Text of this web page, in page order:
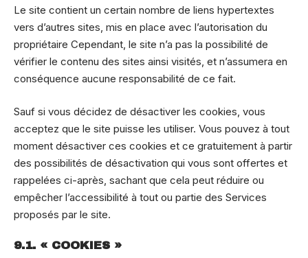
Le site contient un certain nombre de liens hypertextes
vers d’autres sites, mis en place avec l’autorisation du
propriétaire Cependant, le site n’a pas la possibilité de
vérifier le contenu des sites ainsi visités, et n’assumera en
conséquence aucune responsabilité de ce fait.
Sauf si vous décidez de désactiver les cookies, vous
acceptez que le site puisse les utiliser. Vous pouvez à tout
moment désactiver ces cookies et ce gratuitement à partir
des possibilités de désactivation qui vous sont offertes et
rappelées ci-après, sachant que cela peut réduire ou
empêcher l’accessibilité à tout ou partie des Services
proposés par le site.
9.1. « COOKIES »